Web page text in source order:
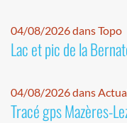
04/08/2026 dans Topo
Lac et pic de la
04/08/2026 dans
Tracé gps Mazères-